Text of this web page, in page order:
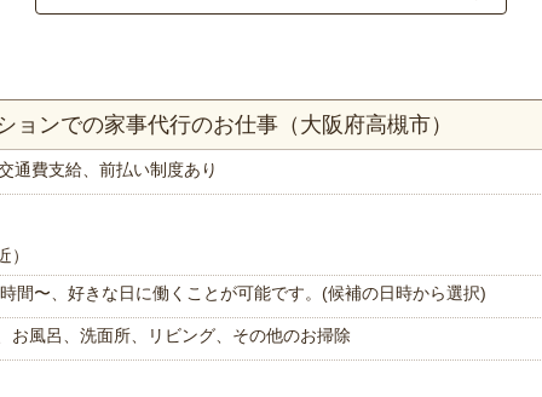
ョンでの家事代行のお仕事（大阪府高槻市）
通費支給、前払い制度あり
間〜、好きな日に働くことが可能です。(候補の日時から選択)
お風呂、洗面所、リビング、その他のお掃除